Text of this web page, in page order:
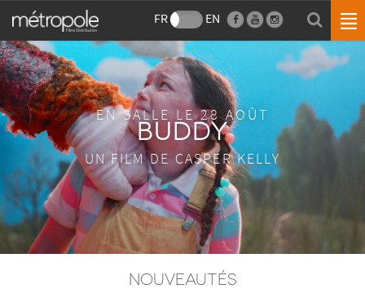
FR EN
EN SALLE LE 28 AOÛT
BUDDY
UN FILM DE CASPER KELLY
NOUVEAUTÉS